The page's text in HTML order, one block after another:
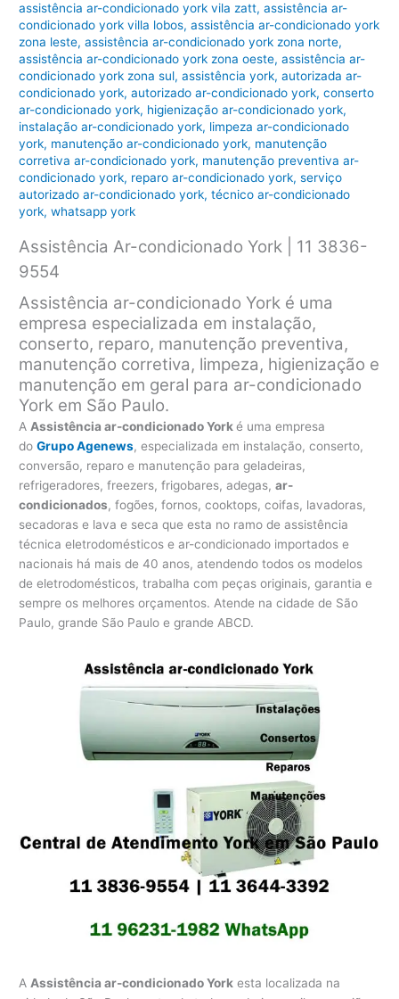
assistência ar-condicionado york vila zatt,assistência ar-
condicionado york villa lobos,assistência ar-condicionado york
zona leste,assistência ar-condicionado york zona norte,
assistência ar-condicionado york zona oeste,assistência ar-
condicionado york zona sul,assistência york,autorizada ar-
condicionado york,autorizado ar-condicionado york,conserto
ar-condicionado york, higienização ar-condicionado york,
instalação ar-condicionado york, limpeza ar-condicionado
york, manutenção ar-condicionado york, manutenção
corretiva ar-condicionado york, manutenção preventiva ar-
condicionado york, reparo ar-condicionado york,serviço
autorizado ar-condicionado york,técnico ar-condicionado
york,whatsapp york
Assistência Ar-condicionado York | 11 3836-
9554
Assistência ar-condicionado York é uma
empresa especializada em instalação,
conserto, reparo, manutenção preventiva,
manutenção corretiva, limpeza, higienização e
manutenção em geral para ar-condicionado
York em São Paulo.
A Assistência ar-condicionado Yorké uma empresa
doGrupo Agenews, especializada em instalação, conserto,
conversão, reparo e manutenção para geladeiras,
refrigeradores, freezers, frigobares, adegas,ar-
condicionados, fogões, fornos, cooktops, coifas, lavadoras,
secadoras e lava e seca que esta no ramo de assistência
técnica eletrodomésticos e ar-condicionado importados e
nacionais há mais de 40 anos, atendendo todos os modelos
de eletrodomésticos, trabalha com peças originais, garantia e
sempre os melhores orçamentos. Atende na cidade de São
Paulo, grande São Paulo e grande ABCD.
A Assistência ar-condicionado York esta localizada na